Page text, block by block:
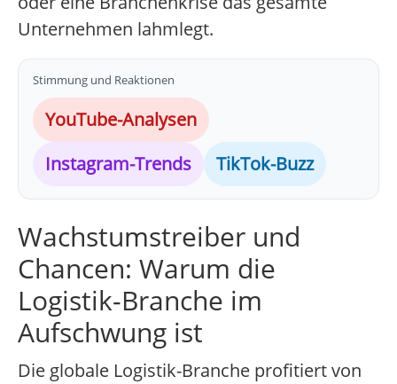
Unternehmen lahmlegt.
Stimmung und Reaktionen
YouTube-Analysen
Instagram-Trends
TikTok-Buzz
Wachstumstreiber und
Chancen: Warum die
Logistik-Branche im
Aufschwung ist
Die globale Logistik-Branche profitiert von